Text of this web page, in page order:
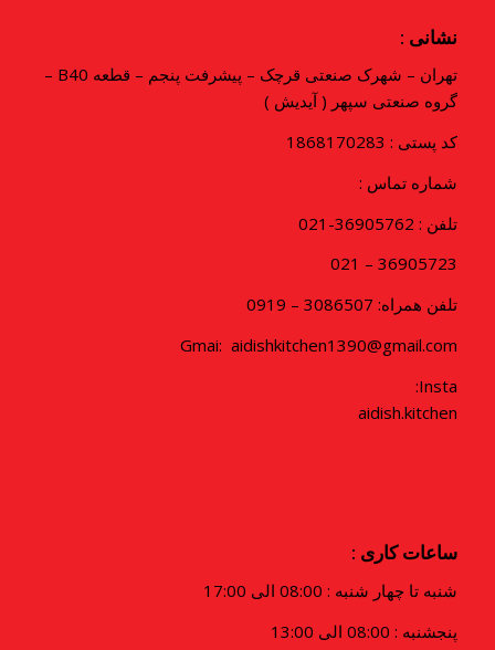
نشانی :
تهران – شهرک صنعتی قرچک – پیشرفت پنجم – قطعه B40 –
گروه صنعتی سپهر ( آیدیش )
کد پستی : 1868170283
شماره تماس :
تلفن : 36905762-021
36905723 – 021
تلفن همراه: 3086507 – 0919
Gmai: aidishkitchen1390@gmail.com
Insta:
aidish.kitchen
ساعات کاری :
شنبه تا چهار شنبه : 08:00 الی 17:00
پنجشنبه : 08:00 الی 13:00